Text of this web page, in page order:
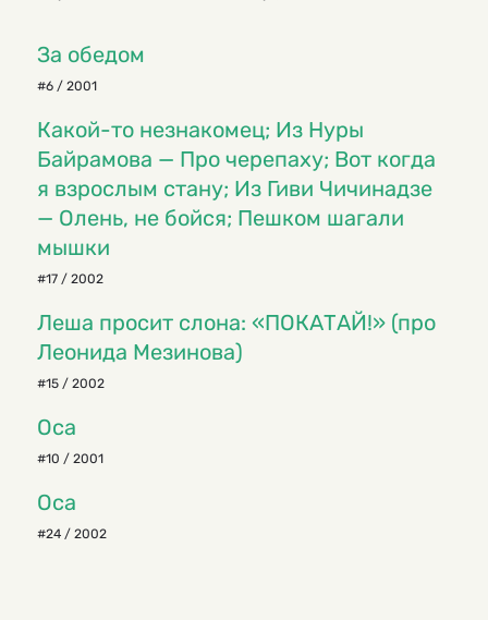
За обедом
#6 / 2001
Какой-то незнакомец; Из Нуры
Байрамова — Про черепаху; Вот когда
я взрослым стану; Из Гиви Чичинадзе
— Олень, не бойся; Пешком шагали
мышки
#17 / 2002
Леша просит слона: «ПОКАТАЙ!» (про
Леонида Мезинова)
#15 / 2002
Оса
#10 / 2001
Оса
#24 / 2002